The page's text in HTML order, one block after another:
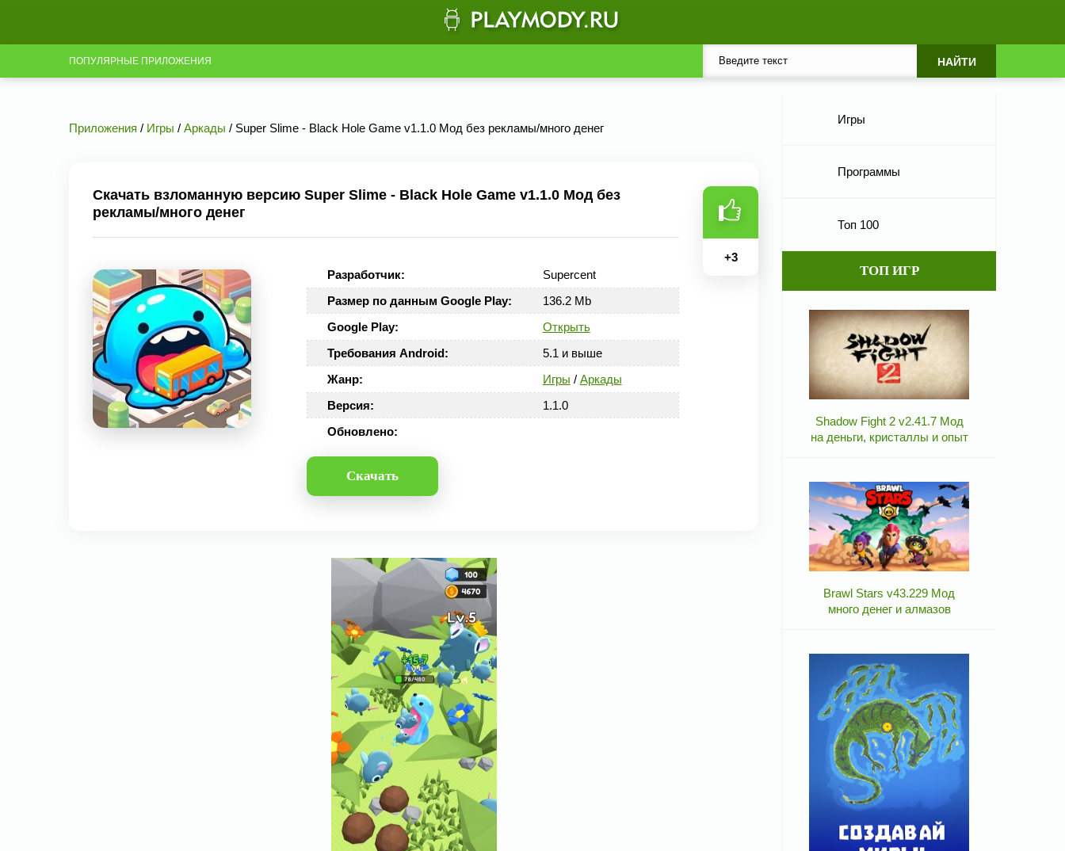
ПОПУЛЯРНЫЕ ПРИЛОЖЕНИЯ
Приложения / Игры / Аркады / Super Slime - Black Hole Game v1.1.0 Мод без рекламы/много денег
Скачать взломанную версию Super Slime - Black Hole Game v1.1.0 Мод без
рекламы/много денег
Разработчик:
Supercent
Размер по данным Google Play:
136.2 Mb
Google Play:
Открыть
Требования Android:
5.1 и выше
Жанр:
Игры / Аркады
Версия:
1.1.0
Обновлено:
Скачать
+3
Игры
Программы
Топ 100
ТОП ИГР
Shadow Fight 2 v2.41.7 Мод
на деньги, кристаллы и опыт
Brawl Stars v43.229 Мод
много денег и алмазов